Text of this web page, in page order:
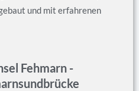
und mit erfahrenen
Fehmarn -